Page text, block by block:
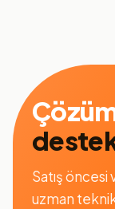
Satış öncesi
uzman